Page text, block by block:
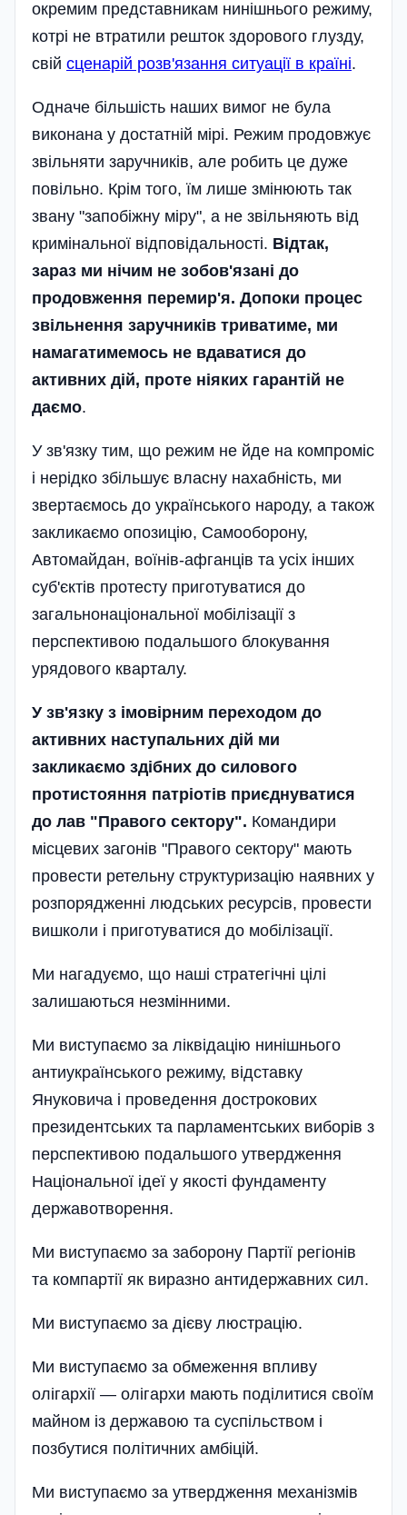
окремим представникам нинішнього режиму,
котрі не втратили решток здорового глузду,
свій сценарій розв'язання ситуації в країні.
Одначе більшість наших вимог не була
виконана у достатній мірі. Режим продовжує
звільняти заручників, але робить це дуже
повільно. Крім того, їм лише змінюють так
звану "запобіжну міру", а не звільняють від
кримінальної відповідальності. Відтак,
зараз ми нічим не зобов'язані до
продовження перемир'я. Допоки процес
звільнення заручників триватиме, ми
намагатимемось не вдаватися до
активних дій, проте ніяких гарантій не
даємо.
У зв'язку тим, що режим не йде на компроміс
і нерідко збільшує власну нахабність, ми
звертаємось до українського народу, а також
закликаємо опозицію, Самооборону,
Автомайдан, воїнів-афганців та усіх інших
суб'єктів протесту приготуватися до
загальнонаціональної мобілізації з
перспективою подальшого блокування
урядового кварталу.
У зв'язку з імовірним переходом до
активних наступальних дій ми
закликаємо здібних до силового
протистояння патріотів приєднуватися
до лав "Правого сектору". Командири
місцевих загонів "Правого сектору" мають
провести ретельну структуризацію наявних у
розпорядженні людських ресурсів, провести
вишколи і приготуватися до мобілізації.
Ми нагадуємо, що наші стратегічні цілі
залишаються незмінними.
Ми виступаємо за ліквідацію нинішнього
антиукраїнського режиму, відставку
Януковича і проведення дострокових
президентських та парламентських виборів з
перспективою подальшого утвердження
Національної ідеї у якості фундаменту
державотворення.
Ми виступаємо за заборону Партії регіонів
та компартії як виразно антидержавних сил.
Ми виступаємо за дієву люстрацію.
Ми виступаємо за обмеження впливу
олігархії — олігархи мають поділитися своїм
майном із державою та суспільством і
позбутися політичних амбіцій.
Ми виступаємо за утвердження механізмів